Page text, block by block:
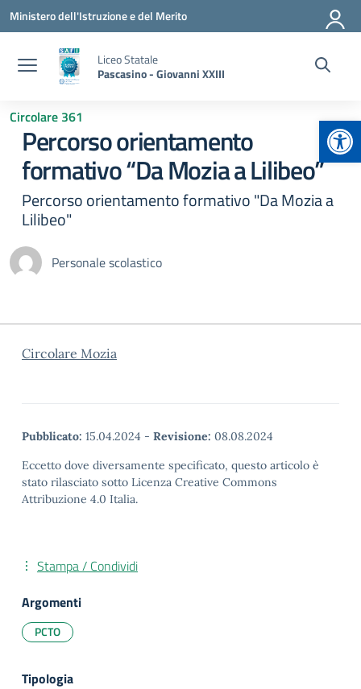
Vai ai contenuti
Vai al menu di navigazione
Vai al footer
Ministero dell'Istruzione e del Merito
Liceo Statale
Pascasino - Giovanni XXIII
Circolare 361
Percorso orientamento
formativo “Da Mozia a Lilibeo”
Percorso orientamento formativo "Da Mozia a
Lilibeo"
Personale scolastico
Circolare Mozia
Pubblicato: 15.04.2024 - Revisione: 08.08.2024
Eccetto dove diversamente specificato, questo articolo è
stato rilasciato sotto Licenza Creative Commons
Attribuzione 4.0 Italia.
Stampa / Condividi
Argomenti
PCTO
Tipologia